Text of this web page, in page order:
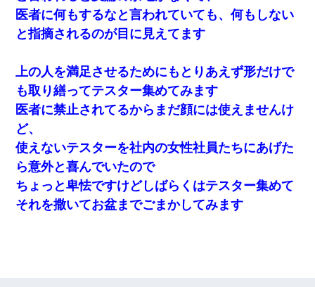
医者に何もするなと言われていても、何もしない
と指摘されるのが目に見えてます
上の人を満足させるためにもとりあえず形だけで
も取り繕ってテスター集めてみます
医者に禁止されてるからまだ顔には使えませんけ
ど、
使えないテスターを社内の女性社員たちにあげた
ら意外と喜んでいたので
ちょっと卑怯ですけどしばらくはテスター集めて
それを撒いてお盆までごまかしてみます